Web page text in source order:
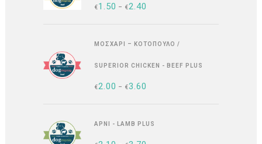
€1.50 – €2.40
ΜΟΣΧΆΡΙ – ΚΟΤΌΠΟΥΛΟ /
SUPERIOR CHICKEN - BEEF PLUS
€2.00 – €3.60
ΑΡΝΊ - LAMB PLUS